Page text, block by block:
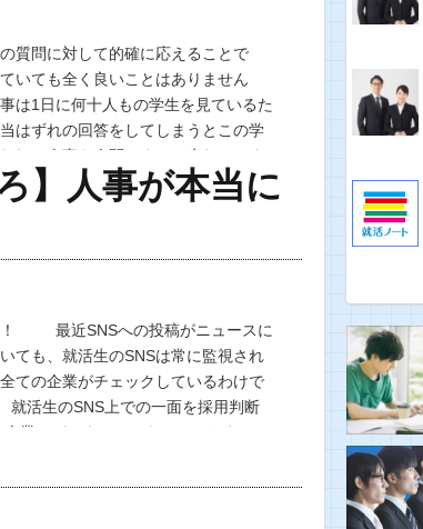
質問に対して的確に応えることで
いても全く良いことはありません
は1日に何十人もの学生を見ているた
はずれの回答をしてしまうとこの学
す。 人事も人間ですので疲れていま
】人事が本当に
！ 最近SNSへの投稿がニュースに
ても、就活生のSNSは常に監視され
ての企業がチェックしているわけで
就活生のSNS上での一面を採用判断
はどこまでSNSをチェックするの
…